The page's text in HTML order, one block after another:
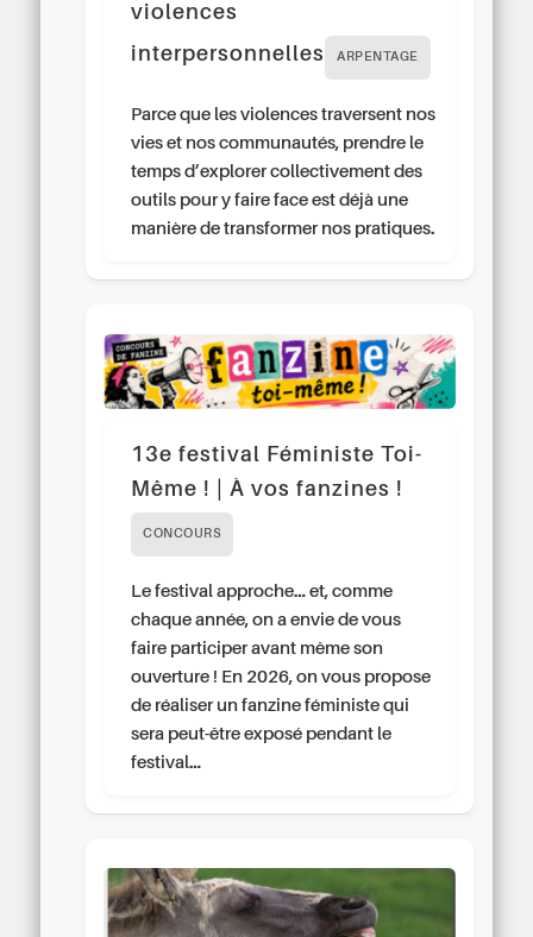
violences
interpersonnelles
ARPENTAGE
Parce que les violences traversent nos
vies et nos communautés, prendre le
temps d’explorer collectivement des
outils pour y faire face est déjà une
manière de transformer nos pratiques.
13e festival Féministe Toi-
Même ! | À vos fanzines !
CONCOURS
Le festival approche… et, comme
chaque année, on a envie de vous
faire participer avant même son
ouverture ! En 2026, on vous propose
de réaliser un fanzine féministe qui
sera peut-être exposé pendant le
festival…